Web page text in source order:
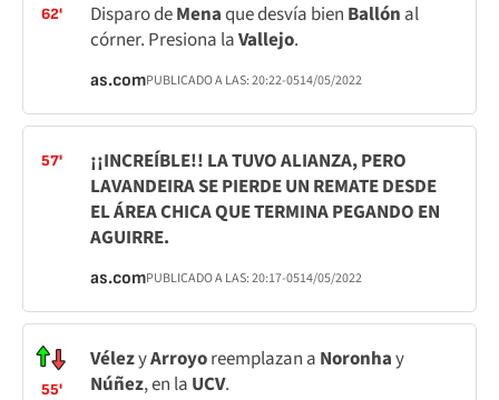
62' Disparo deMenaque desvía bien Ballón al
córner. Presiona laVallejo.
as.comPUBLICADO A LAS:20:22-0514/05/2022
57'
¡¡INCREÍBLE!! LA TUVO ALIANZA, PERO
LAVANDEIRA SE PIERDE UN REMATE DESDE
EL ÁREA CHICA QUE TERMINA PEGANDO EN
AGUIRRE.
as.comPUBLICADO A LAS:20:17-0514/05/2022
55'
VélezyArroyoreemplazan a Noronhay
Núñez, en la UCV.